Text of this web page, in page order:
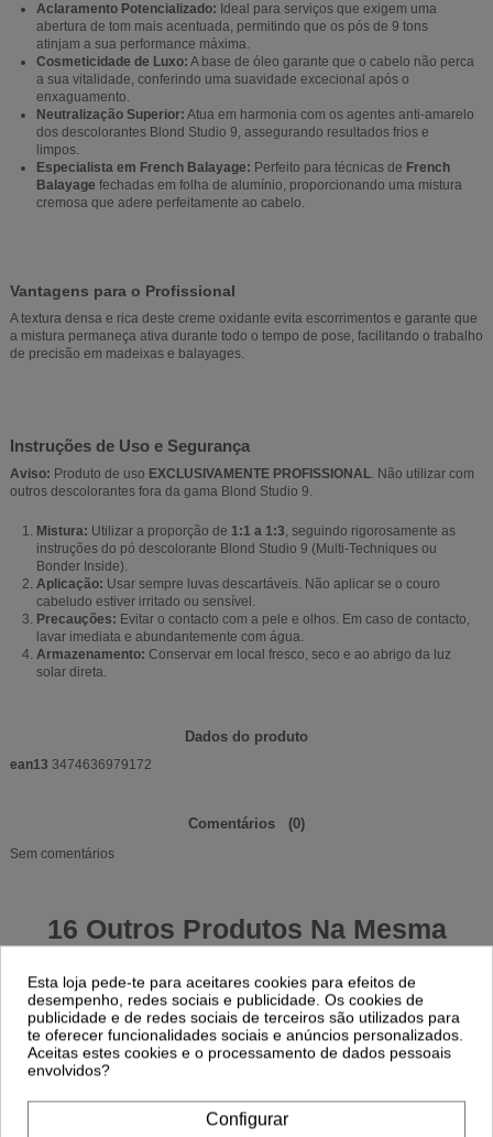
Aclaramento Potencializado: Ideal para serviços que exigem uma
abertura de tom mais acentuada, permitindo que os pós de 9 tons
atinjam a sua performance máxima.
Cosmeticidade de Luxo: A base de óleo garante que o cabelo não perca
a sua vitalidade, conferindo uma suavidade excecional após o
enxaguamento.
Neutralização Superior: Atua em harmonia com os agentes anti-amarelo
dos descolorantes Blond Studio 9, assegurando resultados frios e
limpos.
Especialista em French Balayage: Perfeito para técnicas de French
Balayage fechadas em folha de alumínio, proporcionando uma mistura
cremosa que adere perfeitamente ao cabelo.
Vantagens para o Profissional
A textura densa e rica deste creme oxidante evita escorrimentos e garante que
a mistura permaneça ativa durante todo o tempo de pose, facilitando o trabalho
de precisão em madeixas e balayages.
Instruções de Uso e Segurança
Aviso: Produto de uso EXCLUSIVAMENTE PROFISSIONAL. Não utilizar com
outros descolorantes fora da gama Blond Studio 9.
Mistura: Utilizar a proporção de 1:1 a 1:3 , seguindo rigorosamente as
instruções do pó descolorante Blond Studio 9 (Multi-Techniques ou
Bonder Inside).
Aplicação: Usar sempre luvas descartáveis. Não aplicar se o couro
cabeludo estiver irritado ou sensível.
Precauções: Evitar o contacto com a pele e olhos. Em caso de contacto,
lavar imediata e abundantemente com água.
Armazenamento: Conservar em local fresco, seco e ao abrigo da luz
solar direta.
Dados do produto
ean13 3474636979172
Comentários (0)
Sem comentários
16 Outros Produtos Na Mesma
Categoria:
-70%
EFASSOR 10x3 ml L'oreal
4,50 €
-10%
13,32 €
Esta loja pede-te para aceitares cookies para efeitos de
desempenho, redes sociais e publicidade. Os cookies de
publicidade e de redes sociais de terceiros são utilizados para
te oferecer funcionalidades sociais e anúncios personalizados.
Aceitas estes cookies e o processamento de dados pessoais
envolvidos?
Configurar